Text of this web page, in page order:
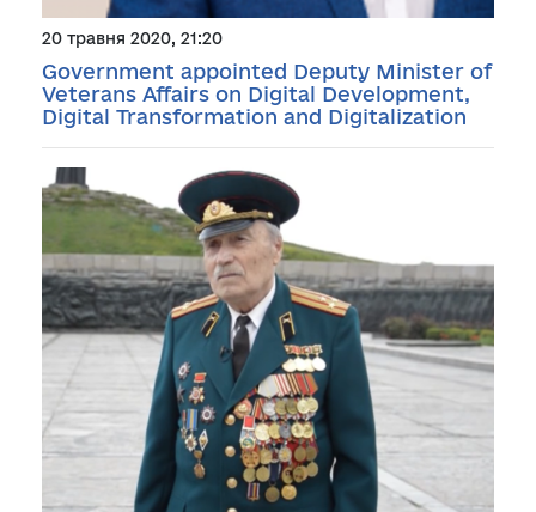
20 травня 2020, 21:20
Government appointed Deputy Minister of
Veterans Affairs on Digital Development,
Digital Transformation and Digitalization